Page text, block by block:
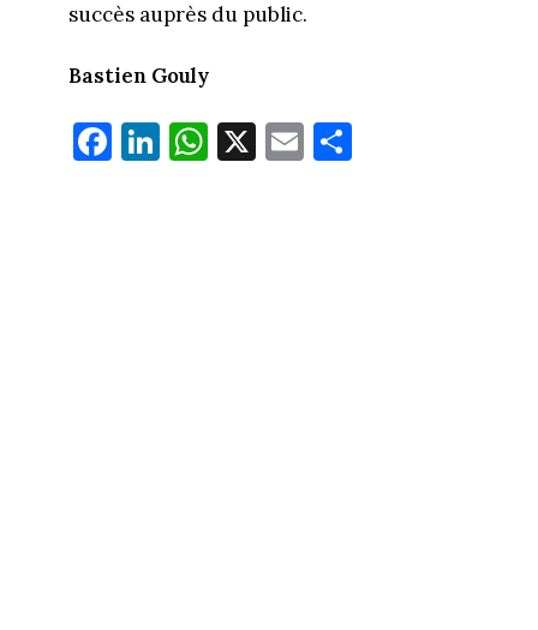
succès auprès du public.
Bastien Gouly
Fa
ce
Li
nk
W
ha
X E
m
Pa